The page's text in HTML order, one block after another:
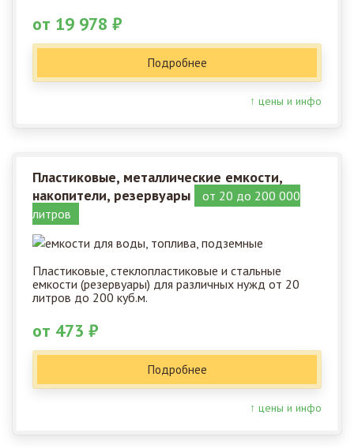
от 19 978 ₽
Подробнее
↑ цены и инфо
Пластиковые, металлические емкости,
накопители, резервуары
от 20 до 200 000
литров
Пластиковые, стеклопластиковые и стальные
емкости (резервуары) для различных нужд от 20
литров до 200 куб.м.
от 473 ₽
Подробнее
↑ цены и инфо